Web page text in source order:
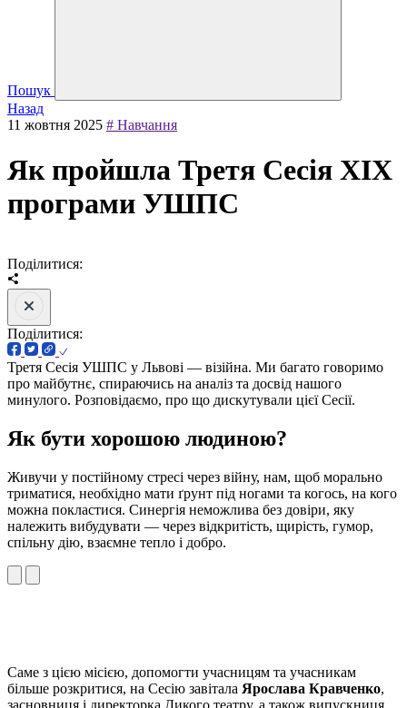
Пошук
Назад
11 жовтня 2025 # Навчання
Як пройшла Третя Сесія XIX
програми УШПС
Поділитися:
Поділитися:
Третя Сесія УШПС у Львові — візійна. Ми багато говоримо
про майбутнє, спираючись на аналіз та досвід нашого
минулого. Розповідаємо, про що дискутували цієї Сесії.
Як бути хорошою людиною?
Живучи у постійному стресі через війну, нам, щоб морально
триматися, необхідно мати ґрунт під ногами та когось, на кого
можна покластися. Синергія неможлива без довіри, яку
належить вибудувати — через відкритість, щирість, гумор,
спільну дію, взаємне тепло і добро.
Саме з цією місією, допомогти учасницям та учасникам
більше розкритися, на Сесію завітала Ярослава Кравченко,